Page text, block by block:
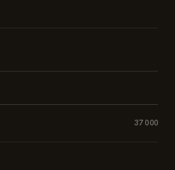
37 000